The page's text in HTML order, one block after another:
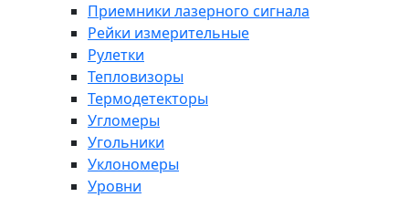
Приемники лазерного сигнала
Рейки измерительные
Рулетки
Тепловизоры
Термодетекторы
Угломеры
Угольники
Уклономеры
Уровни